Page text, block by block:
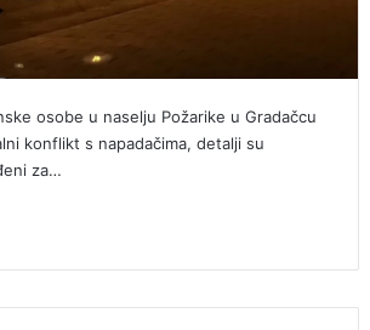
osobe u naselju Požarike u Gradačcu
konflikt s napadačima, detalji su
za…